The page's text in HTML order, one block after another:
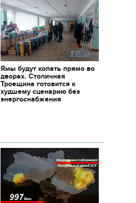
Ямы будут копать прямо во
дворах. Столичная
Троещина готовится к
худшему сценарию без
энергоснабжения